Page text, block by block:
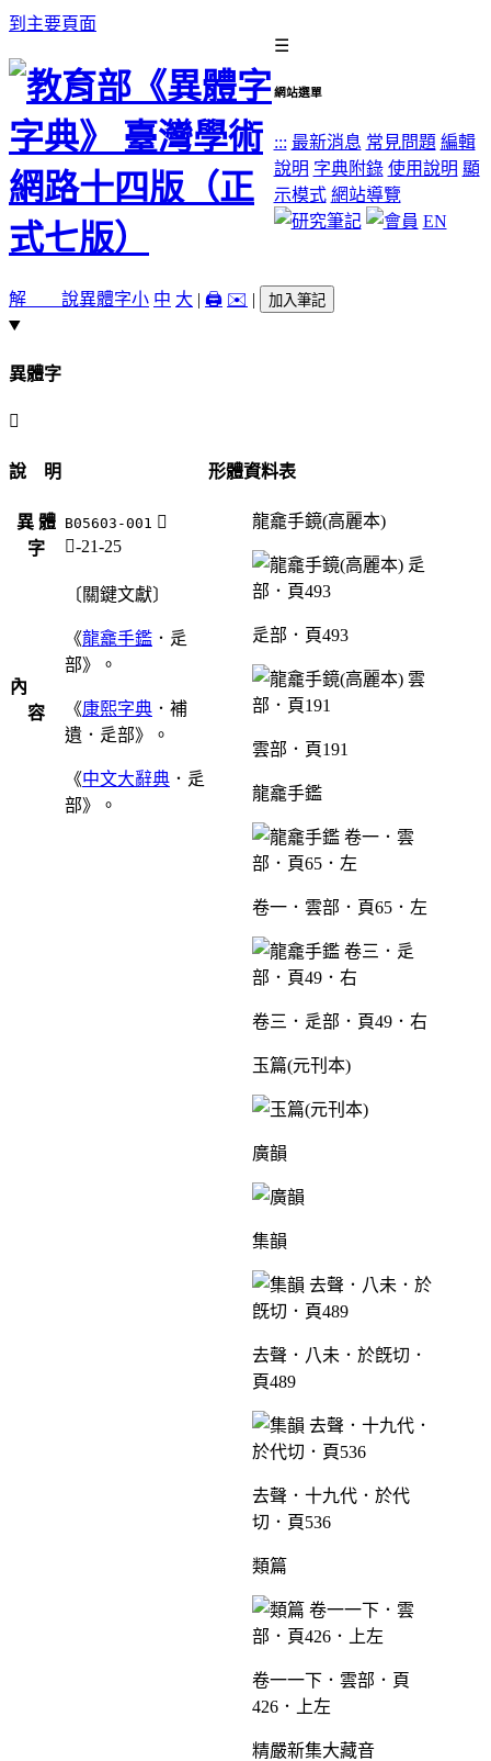
到主要頁面
☰
網站選單
::: 最新消息 常見問題 編輯
說明 字典附錄 使用說明 顯
示模式 網站導覽
EN
解 說異體字小 中 大 | 🖨️ ✉️ | 加入筆記
異體字
𨙤
說 明
異 體
字
B05603-001 𨙤
辵-21-25
內
容
〔關鍵文獻〕
《龍龕手鑑 ．辵
部》。
《康熙字典 ．補
遺．辵部》。
《中文大辭典 ．辵
部》。
形體資料表
龍龕手鏡(高麗本)
辵部．頁493
雲部．頁191
龍龕手鑑
卷一．雲部．頁65．左
卷三．辵部．頁49．右
玉篇(元刊本)
廣韻
集韻
去聲．八未．於旣切．
頁489
去聲．十九代．於代
切．頁536
類篇
卷一一下．雲部．頁
426．上左
精嚴新集大藏音